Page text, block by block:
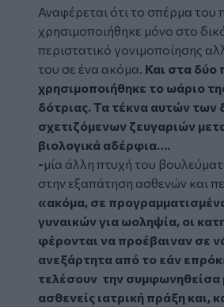
Αναφέρεται ότι το σπέρμα του
χρησιμοποιήθηκε μόνο στο
περιστατικό γονιμοποίησης
του σε ένα ακόμα. Και στα δύο
χρησιμοποιήθηκε το ωάριο
δότριας. Τα τέκνα αυτών των
σχετιζόμενων ζευγαριών
βιολογικά αδέρφια….
-μία άλλη πτυχή του
στην εξαπάτηση ασθενών και
«ακόμα, σε
γυναικών για ωοληψία, οι
φέρονται να προέβαιναν σε
ανεξάρτητα από το εάν
τελέσουν την συμφωνηθείσα
ασθενείς ιατρική πράξη και,